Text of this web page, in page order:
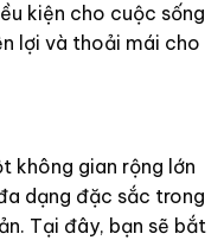
kiện cho cuộc sống
lợi và thoải mái cho
không gian rộng lớn
dạng đặc sắc trong
Tại đây, bạn sẽ bắt